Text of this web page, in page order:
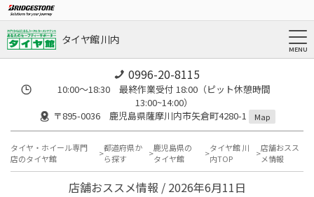
タイヤ館 川内
0996-20-8115
10:00～18:30 最終作業受付 18:00（ピット休憩時間
13:00~14:00）
〒895-0036 鹿児島県薩摩川内市矢倉町4280-1
Map
タイヤ・ホイール専門
店のタイヤ館
都道府県か
ら探す
鹿児島県の
タイヤ館
タイヤ館 川
内TOP
店舗おスス
メ情報
店舗おススメ情報 / 2026年6月11日